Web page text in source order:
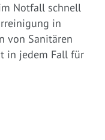
Notfall schnell
in
von Sanitären
in jedem Fall für